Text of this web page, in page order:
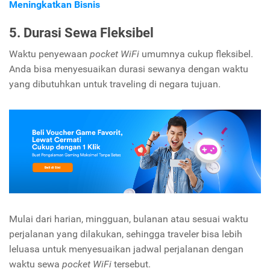
Meningkatkan Bisnis
5. Durasi Sewa Fleksibel
Waktu penyewaan pocket WiFi umumnya cukup fleksibel.
Anda bisa menyesuaikan durasi sewanya dengan waktu
yang dibutuhkan untuk traveling di negara tujuan.
Mulai dari harian, mingguan, bulanan atau sesuai waktu
perjalanan yang dilakukan, sehingga traveler bisa lebih
leluasa untuk menyesuaikan jadwal perjalanan dengan
waktu sewa pocket WiFi tersebut.